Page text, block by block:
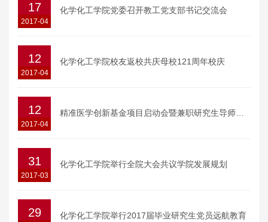
17
2017-04
化学化工学院党委召开教工党支部书记交流会
12
2017-04
化学化工学院校友返校共庆母校121周年校庆
12
2017-04
31
2017-03
化学化工学院举行全院大会共议学院发展规划
29 化学化工学院举行2017届毕业研究生党员远航教育